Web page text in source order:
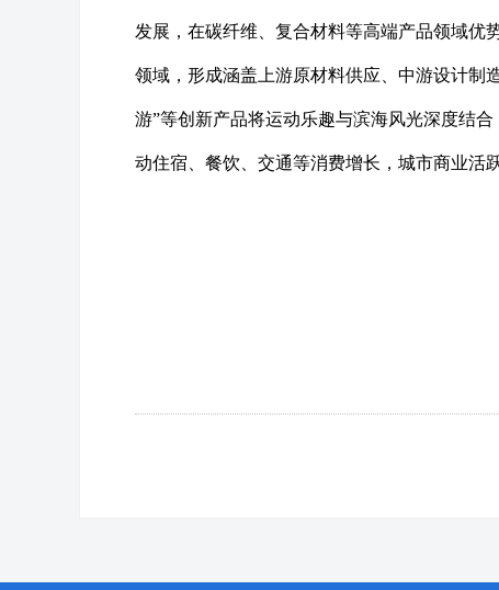
发展，在碳纤维、复合材料等高端产品领域优
领域，形成涵盖上游原材料供应、中游设计制
游”等创新产品将运动乐趣与滨海风光深度结
动住宿、餐饮、交通等消费增长，城市商业活